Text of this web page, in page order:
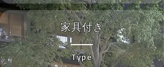
家具付き
Type